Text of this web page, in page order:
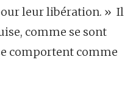
leur libération. » Il
comme se sont
comportent comme